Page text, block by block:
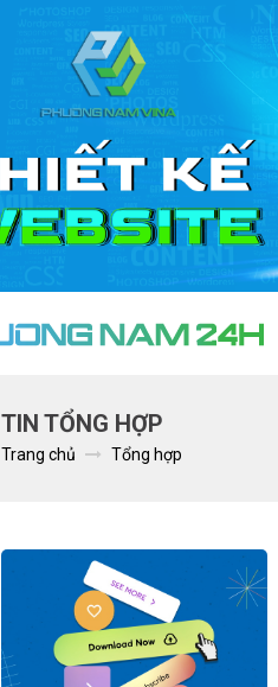
TIN TỔNG HỢP
Trang chủ Tổng hợp